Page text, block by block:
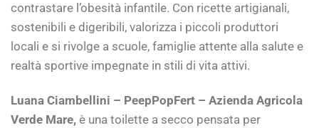
contrastare l’obesità infantile. Con ricette artigianali,
sostenibili e digeribili, valorizza i piccoli produttori
locali e si rivolge a scuole, famiglie attente alla salute e
realtà sportive impegnate in stili di vita attivi.
Luana Ciambellini – PeepPopFert – Azienda Agricola
Verde Mare, è una toilette a secco pensata per